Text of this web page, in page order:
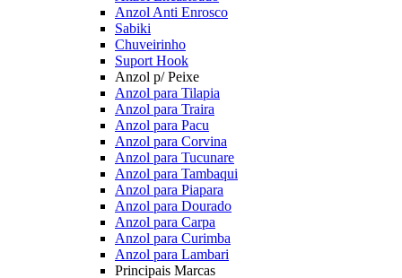
Anzol Anti Enrosco
Sabiki
Chuveirinho
Suport Hook
Anzol p/ Peixe
Anzol para Tilapia
Anzol para Traira
Anzol para Pacu
Anzol para Corvina
Anzol para Tucunare
Anzol para Tambaqui
Anzol para Piapara
Anzol para Dourado
Anzol para Carpa
Anzol para Curimba
Anzol para Lambari
Principais Marcas